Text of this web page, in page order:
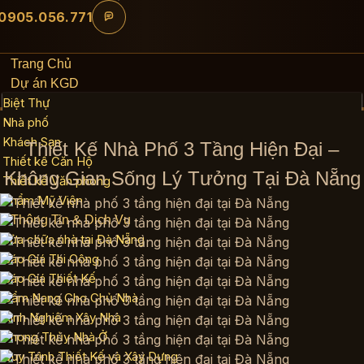
Bỏ
dung
Trang Chủ
Dự án KGD
Biệt Thự
Nhà phố
Khách Sạn
Thiết kế Căn Hộ
Thiết kế Văn phòng
Thẩm Mỹ Viện
Thông Tin & Dịch Vụ
Sửa chữa nhà tại Đà Nẵng
Báo Giá Thi Công
Báo Giá Thiết Kế
Cẩm Nang Cho Chủ Nhà
Kinh Nghiệm Xây Nhà
Phong Thủy Nhà Ở
Quy Trình Thiết Kế và Xây Dựng
Thiết Kế Nhà Phố 3 Tầng Hiện Đại –
Không Gian Sống Lý Tưởng Tại Đà Nẵng